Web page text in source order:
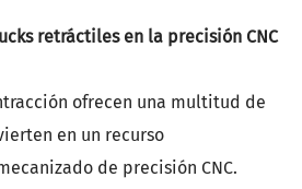
retráctiles en la precisión CNC
ofrecen una multitud de
en un recurso
de precisión CNC.